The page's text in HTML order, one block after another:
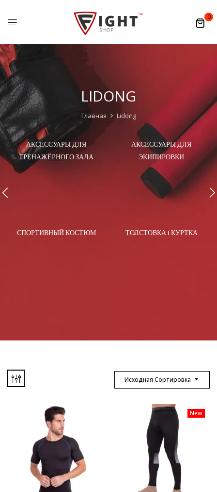
0
LIDONG
Главная Lidong
АКСЕССУАРЫ ДЛЯ
ТРЕНАЖЁРНОГО ЗАЛА
АКСЕССУАРЫ ДЛЯ
ЭКИПИРОВКИ
СПОРТИВНЫЙ КОСТЮМ ТОЛСТОВКА I КУРТКА
Исходная Сортировка
New